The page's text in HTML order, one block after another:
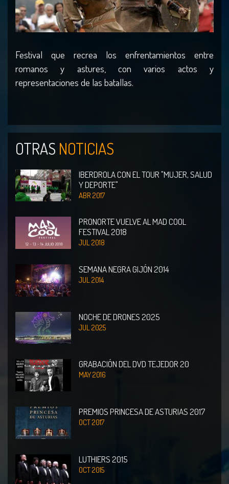
Festival que recrea los enfrentamientos entre
romanos y astures, con varios actos y
representaciones de las batallas.
OTRAS NOTICIAS
IBERDROLA CON EL TOUR "MUJER, SALUD
Y DEPORTE"
ABR 2017
PRONORTE VUELVE AL MAD COOL
FESTIVAL 2018
JUL 2018
SEMANA NEGRA GIJÓN 2014
JUL 2014
NOCHE DE DRONES 2025
JUL 2025
GRABACIÓN DEL DVD TEJEDOR 20
MAY 2016
PREMIOS PRINCESA DE ASTURIAS 2017
OCT 2017
LUTHIERS 2015
OCT 2015